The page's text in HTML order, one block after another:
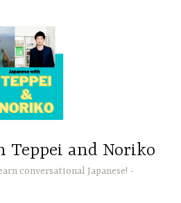
Teppei and Noriko
conversational Japanese!